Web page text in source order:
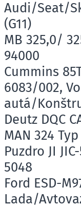
Audi/Seat/
(G11)
MB 325,0/
94000
Cummins
6083/002,
autá/
Deutz DQC
MAN 324 Typ
Puzdro JI
5048
Ford ESD-
Lada/